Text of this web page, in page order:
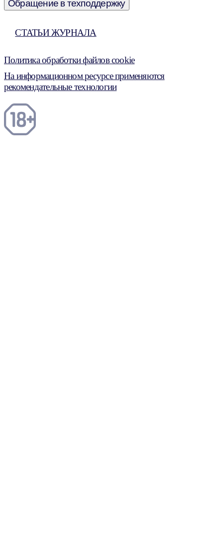
Обращение в техподдержку
СТАТЬИ ЖУРНАЛА
Политика обработки файлов cookie
На информационном ресурсе применяются
рекомендательные технологии